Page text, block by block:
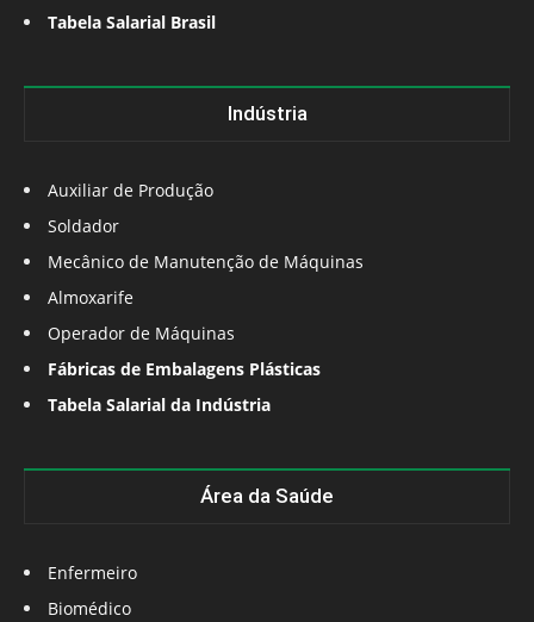
Tabela Salarial Brasil
Indústria
Auxiliar de Produção
Soldador
Mecânico de Manutenção de Máquinas
Almoxarife
Operador de Máquinas
Fábricas de Embalagens Plásticas
Tabela Salarial da Indústria
Área da Saúde
Enfermeiro
Biomédico